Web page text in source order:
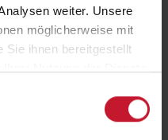
weiter. Unsere
möglicherweise mit
Sie ihnen bereitgestellt
min)die wichtigsten Fragen
zur Übersicht